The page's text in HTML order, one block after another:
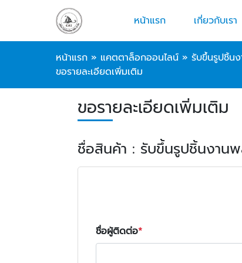
หน้าแรก เกี่ยวกับเรา
หน้าแรก » แคตตาล็อกออนไลน์ » รับขึ้นรูปชิ้น
ขอรายละเอียดเพิ่มเติม
ขอรายละเอียดเพิ่มเติม
ชื่อสินค้า : รับขึ้นรูปชิ้นงาน
ชื่อผู้ติดต่อ